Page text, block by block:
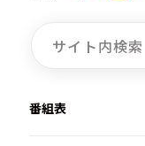
番組表